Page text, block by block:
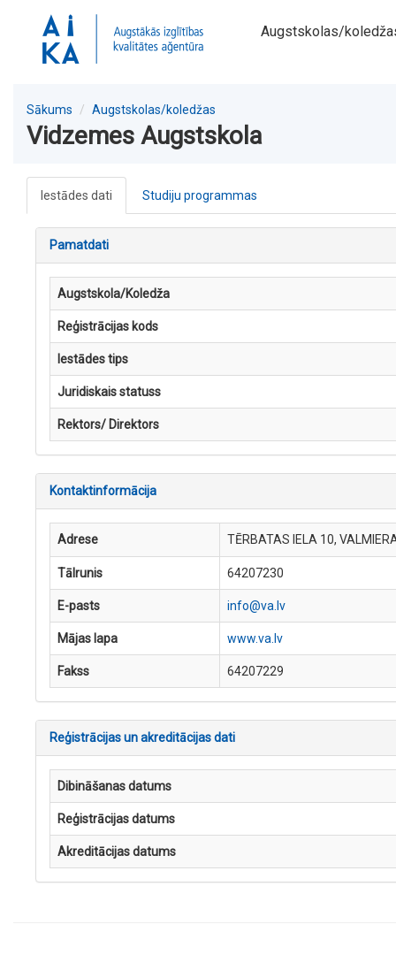
Augstskolas/
Sākums Augstskolas/koledžas
Vidzemes Augstskola
Iestādes dati Studiju programmas
Pamatdati
Augstskola/Koledža
Reģistrācijas kods
Iestādes tips
Juridiskais statuss
Rektors/ Direktors
Kontaktinformācija
Adrese TĒRBATAS IELA 10,
Tālrunis 64207230
E-pasts info@va.lv
Mājas lapa www.va.lv
Fakss 64207229
Reģistrācijas un akreditācijas dati
Dibināšanas datums
Reģistrācijas datums
Akreditācijas datums